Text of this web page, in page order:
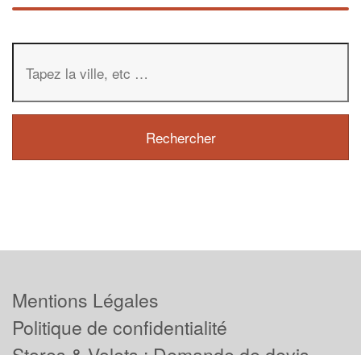
Mentions Légales
Politique de confidentialité